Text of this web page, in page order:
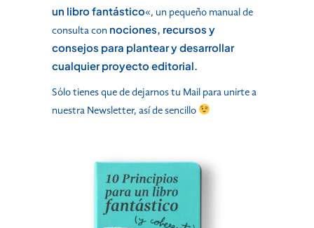
un libro fantástico«, un pequeño manual de
consulta con nociones, recursos y
consejos para plantear y desarrollar
cualquier proyecto editorial.
Sólo tienes que de dejarnos tu Mail para unirte a
nuestra Newsletter, así de sencillo